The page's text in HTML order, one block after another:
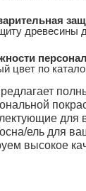
древесины
цвет по
для
ель для
высокое